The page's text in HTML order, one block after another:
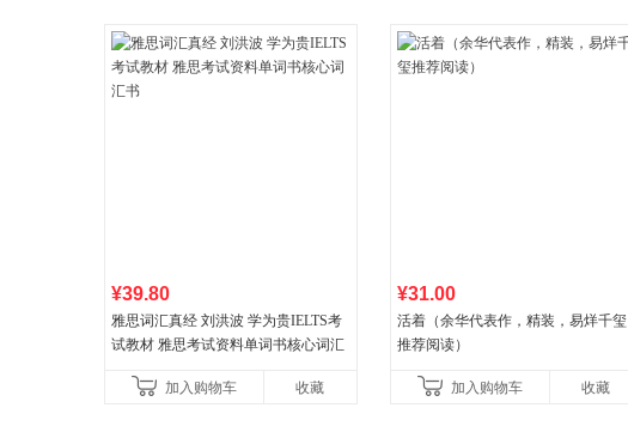
¥39.80
雅思词汇真经 刘洪波 学为贵IELTS考
试教材 雅思考试资料单词书核心词汇
加入购物车
收藏
¥31.00
活着（余华代表作，精装，易烊千玺
推荐阅读）
加入购物车 收藏